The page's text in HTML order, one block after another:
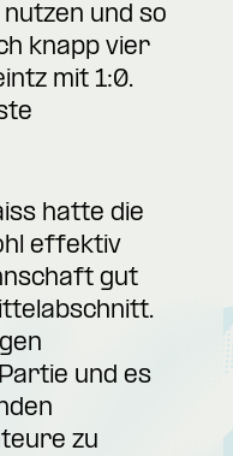
und so
knapp vier
mit 1:0.
hatte die
effektiv
gut
und es
zu